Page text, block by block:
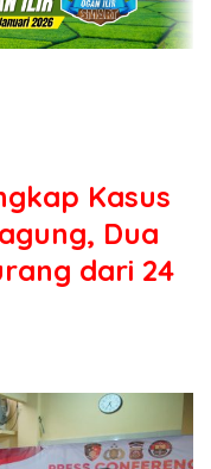
Kasus
Dua
dari 24